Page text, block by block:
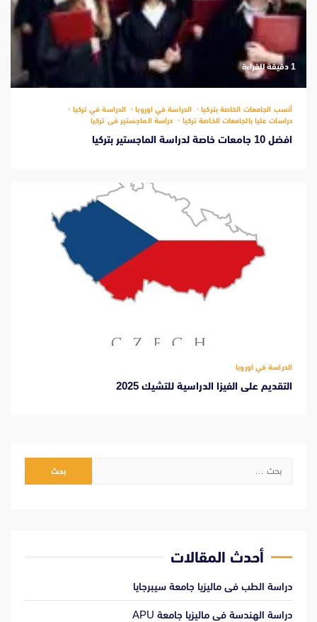
‫1 دقيقة للقراءة
أنسب الجامعات الخاصة بتركيا الدراسة في اوروبا
الدراسة في تركيا
دراسات عليا بالجامعات الخاصة تركيا
دراسة الماجستير فى تركيا
افضل 10 جامعات خاصة لدراسة الماجستير بتركيا
الدراسة في اوروبا
التقديم على الفيزا الدراسية للتشيك 2025
البحث
أحدث المقالات
دراسة الطب فى ماليزيا جامعة سيبرجايا
دراسة الهندسة فى ماليزيا جامعة APU